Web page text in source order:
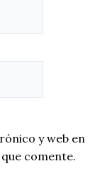
y web en
comente.